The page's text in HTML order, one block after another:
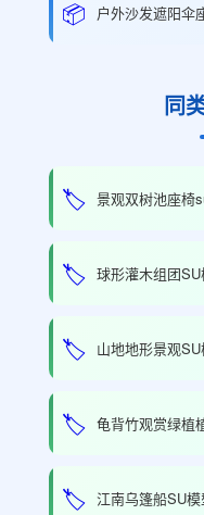
📦 户外沙发遮阳伞
同
🏷️ 景观双树池座椅
🏷️ 球形灌木组团SU
🏷️ 山地地形景观SU
🏷️ 龟背竹观赏绿植
🏷️ 江南乌篷船SU模